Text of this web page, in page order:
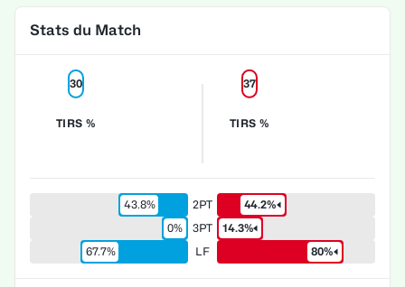
Stats du Match
TIRS %
30
TIRS %
37
43.8% 2PT
44.2%
0%
3PT
14.3%
67.7%
LF 80%